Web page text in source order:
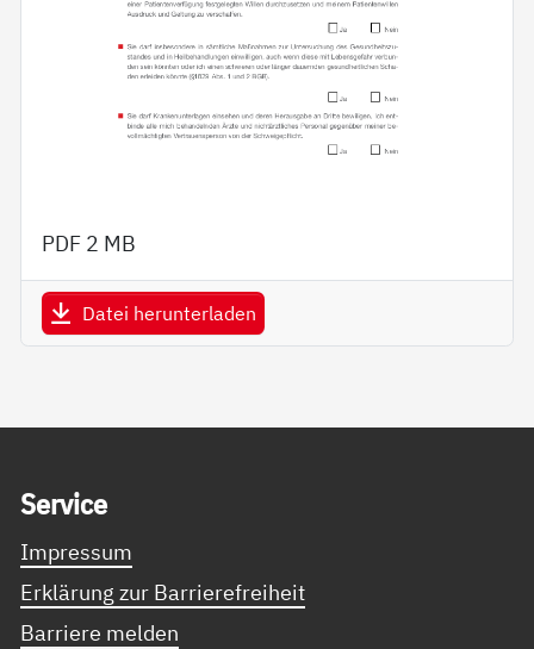
PDF 2 MB
Datei herunterladen
Ser­vice
Impressum
Erklärung zur Barrierefreiheit
Barriere melden